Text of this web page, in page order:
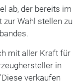
ab, der bereits im
zur Wahl stellen zu
mit aller Kraft für
in
verkaufen